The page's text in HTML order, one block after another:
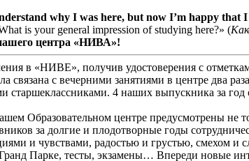
why I was here, but now I’m happy that
is your general impression of studying here?» (
центра «НИВА»!
в «НИВЕ», получив удостоверения с
связана с вечерними занятиями в центре два
старшеклассниками. 4 наших выпускника за
Образовательном центре предусмотрены не
за долгие и плодотворные годы
и чувствами, радостью и грустью, смехом и
Парке, тесты, экзамены… Впереди новые